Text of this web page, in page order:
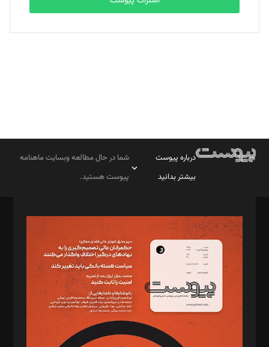
بابک نقاش
تحریریه
درباره پیوست
بیشتر بدانید
شما در حال مطالعه وبسایت ماهنامه
پیوست هستید.
مدیر مسئول: محمدباقر اثنی‌عشری
سردبیر: مهرک محمودی
دبیر تحریریه: میثم قاسمی
د‌بیر ناداستان: سمانه سمیع
د‌بیر خدمت و تجارت: ابوالفضل رجبی
د‌بیر حقوق فناوری: حسام‌الدین ایپکچی
د‌بیر پیوست جهان: مینا پاکدل
د‌بیر تحریریه آنلاین: بابک نقاش